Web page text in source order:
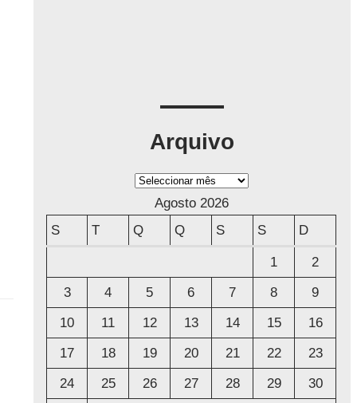
Arquivo
A
q
Agosto 2026
S
T Q Q S S D
1
2
3
4 5 6 7 8
9
10
11 12 13 14 15
16
17
18 19 20 21 22
23
24
25 26 27 28 29
30